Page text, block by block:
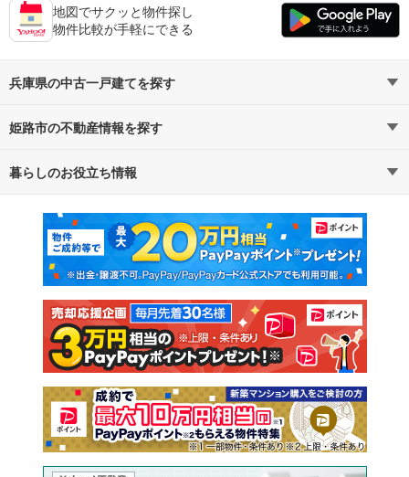
地図でサクッと物件探し
物件比較が手軽にできる
兵庫県の中古一戸建てを探す
路線・駅から探す
通勤・通学時間から探す
姫路市の不動産情報を探す
不動産・住宅
新築マンション 中古マンション
新築一戸建て 中古一戸建て
注文住宅 土地
売却査定
暮らしのお役立ち情報
マンションカタログ 教えて！住まいの先生